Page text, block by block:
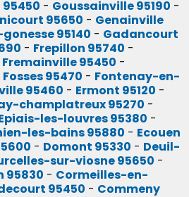
- Goussainville 95190 -
95650 - Genainville
95140 - Gadancourt
- Frepillon 95740 -
Fremainville 95450 -
Fosses 95470 - Fontenay-en-
95460 - Ermont 95120 -
champlatreux 95270 -
les-louvres 95380 -
les-bains 95880 - Ecouen
- Domont 95330 - Deuil-
sur-viosne 95650 -
95830 - Cormeilles-en-
95450 - Commeny